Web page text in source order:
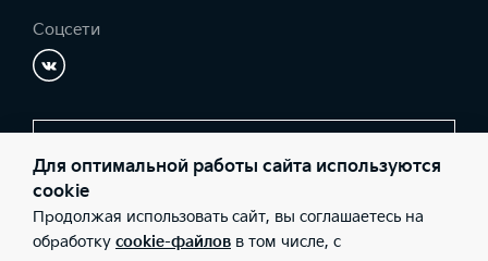
Соцсети
© 2026 Юридические лица ООО «АвтоСтиль» (Фактический
адрес: г. Курск, ул.Энгельса 173 е; Телефон: +7 (4712) 74-04-04;
Для оптимальной работы сайта используются
cookie
Продолжая использовать сайт, вы соглашаетесь на
обработку cookie-файлов в том числе, с